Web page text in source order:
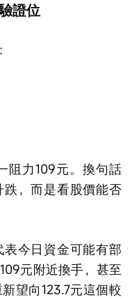
證位
阻力109元。換句話
，而是看股價能否
今日資金可能有部
元附近換手，甚至
望向123.7元這個較